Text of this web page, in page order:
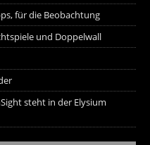
für die Beobachtung
und Doppelwall
steht in der Elysium